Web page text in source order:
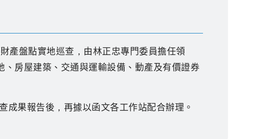
產盤點實地巡查，由林正忠專門委員擔任領
房屋建築、交通與運輸設備、動產及有價證券
成果報告後，再據以函文各工作站配合辦理。